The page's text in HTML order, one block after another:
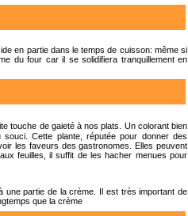
en partie dans le temps de cuisson: même si
du four car il se solidifiera tranquillement en
touche de gaieté à nos plats. Un colorant bien
Cette plante, réputée pour donner des
les faveurs des gastronomes. Elles peuvent
feuilles, il suffit de les hacher menues pour
une partie de la crème. Il est très important de
que la crème